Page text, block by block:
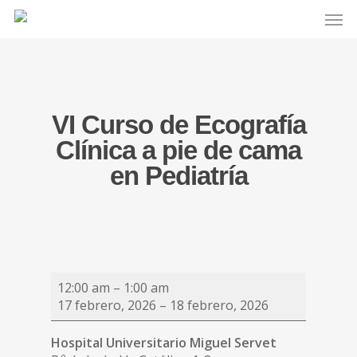
VI Curso de Ecografía
Clínica a pie de cama
en Pediatría
VI
Curso
de
Clínica
12:00 am – 1:00 am
17 febrero, 2026 – 18 febrero, 2026
Hospital Universitario Miguel Servet